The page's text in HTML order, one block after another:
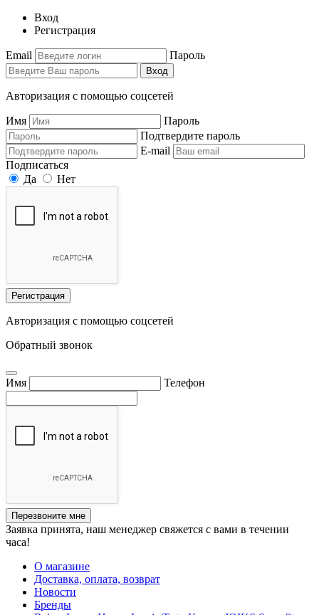
Вход
Регистрация
Email Пароль
Вход
Авторизация с помощью соцсетей
Имя
Пароль
Подтвердите пароль
E-mail
Подписаться
Да
Нет
Регистрация
Авторизация с помощью соцсетей
Обратный звонок
Имя Телефон
Перезвоните мне
Заявка принята, наш менеджер свяжется с вами в течении
часа!
О магазине
Доставка, оплата, возврат
Новости
Бренды